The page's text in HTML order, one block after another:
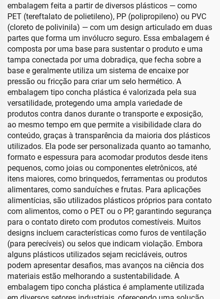
embalagem feita a partir de diversos plásticos — como
PET (tereftalato de polietileno), PP (polipropileno) ou PVC
(cloreto de polivinila) — com um design articulado em duas
partes que forma um invólucro seguro. Essa embalagem é
composta por uma base para sustentar o produto e uma
tampa conectada por uma dobradiça, que fecha sobre a
base e geralmente utiliza um sistema de encaixe por
pressão ou fricção para criar um selo hermético. A
embalagem tipo concha plástica é valorizada pela sua
versatilidade, protegendo uma ampla variedade de
produtos contra danos durante o transporte e exposição,
ao mesmo tempo em que permite a visibilidade clara do
conteúdo, graças à transparência da maioria dos plásticos
utilizados. Ela pode ser personalizada quanto ao tamanho,
formato e espessura para acomodar produtos desde itens
pequenos, como joias ou componentes eletrônicos, até
itens maiores, como brinquedos, ferramentas ou produtos
alimentares, como sanduíches e frutas. Para aplicações
alimentícias, são utilizados plásticos próprios para contato
com alimentos, como o PET ou o PP, garantindo segurança
para o contato direto com produtos comestíveis. Muitos
designs incluem características como furos de ventilação
(para perecíveis) ou selos que indicam violação. Embora
alguns plásticos utilizados sejam recicláveis, outros
podem apresentar desafios, mas avanços na ciência dos
materiais estão melhorando a sustentabilidade. A
embalagem tipo concha plástica é amplamente utilizada